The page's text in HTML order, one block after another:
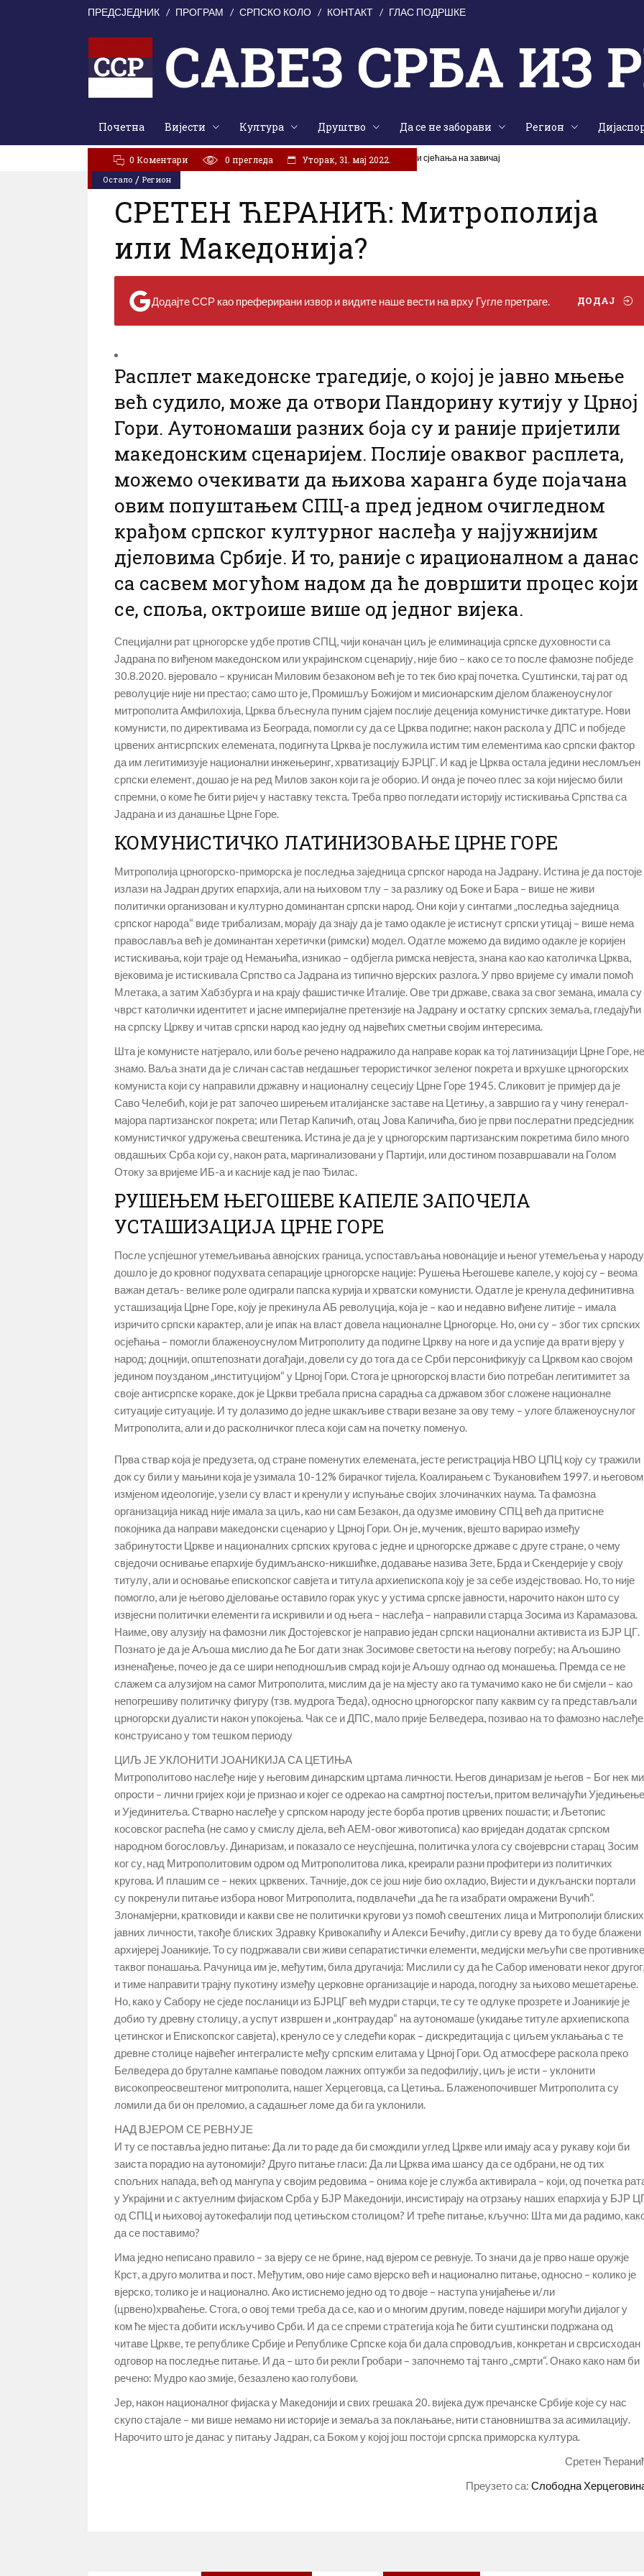
ПРЕДСЈЕДНИК ПРОГРАМ СРПСКО КОЛО КОНТАКТ ГЛАС ПОДРШКЕ
Почетна Вијести Култура Друштво Да се не заборави Регион
АКТУЕЛНО:
Свети Илија окупио Кордунаше: У духу заједништва, традиције и сјећања на завичај
Остало / Регион
0 Коментари 0 прегледа Уторак, 31. мај 2022.
СРЕТЕН ЋЕРАНИЋ: Митрополија
или Македонија?
Додајте ССР као преферирани извор и видите наше вести на врху Гугле претраге. ДОДАЈ
Расплет македонске трагедије, о којој је јавно мњење
већ судило, може да отвори Пандорину кутију у Црној
Гори. Аутономаши разних боја су и раније пријетили
македонским сценаријем. Послије оваквог расплета,
можемо очекивати да њихова харанга буде појачана
овим попуштањем СПЦ-а пред једном очигледном
крађом српског културног наслеђа у најјужнијим
дјеловима Србије. И то, раније с ирационалном а данас
са сасвем могућом надом да ће довршити процес који
се, споља, октроише више од једног вијека.
Специјални рат црногорске удбе против СПЦ, чији коначан циљ је елиминација српске духовности са
Јадрана по виђеном македонском или украјинском сценарију, није био – како се то после фамозне побједе
30.8.2020. вјеровало – крунисан Миловим безаконом већ је то тек био крај почетка. Суштински, тај рат од
револуције није ни престао; само што је, Промишљу Божијом и мисионарским дјелом блаженоуснулог
митрополита Амфилохија, Црква бљеснула пуним сјајем послије деценија комунистичке диктатуре. Нови
комунисти, по директивама из Београда, помогли су да се Црква подигне; након раскола у ДПС и побједе
црвених антисрпских елемената, подигнута Црква је послужила истим тим елементима као српски фактор
да им легитимизује национални инжењеринг, хрватизацију БЈРЦГ. И кад је Црква остала једини несломљен
српски елемент, дошао је на ред Милов закон који га је оборио. И онда је почео плес за који нијесмо били
спремни, о коме ће бити ријеч у наставку текста. Треба прво погледати историју истискивања Српства са
Јадрана и из данашње Црне Горе.
КОМУНИСТИЧКО ЛАТИНИЗОВАЊЕ ЦРНЕ ГОРЕ
Митрополија црногорско-приморска је последња заједница српског народа на Јадрану. Истина је да постоје
излази на Јадран других епархија, али на њиховом тлу – за разлику од Боке и Бара – више не живи
политички организован и културно доминантан српски народ. Они који у синтагми „последња заједница
српског народа“ виде трибализам, морају да знају да је тамо одакле је истиснут српски утицај – више нема
православља већ је доминантан херетички (римски) модел. Одатле можемо да видимо одакле је коријен
истискивања, који траје од Немањића, изникао – одбјегла римска невјеста, знана као као католичка Црква,
вјековима је истискивала Српство са Јадрана из типично вјерских разлога. У прво вријеме су имали помоћ
Млетака, а затим Хабзбурга и на крају фашистичке Италије. Ове три државе, свака за свог земана, имала су
чврст католички идентитет и јасне империјалне претензије на Јадрану и остатку српских земаља, гледајући
на српску Цркву и читав српски народ као једну од највећих сметњи својим интересима.
Шта је комунисте натјерало, или боље речено надражило да направе корак ка тој латинизацији Црне Горе, не
знамо. Ваља знати да је сличан састав негдашњег терористичког зеленог покрета и врхушке црногорских
комуниста који су направили државну и националну сецесију Црне Горе 1945. Сликовит је примјер да је
Саво Челебић, који је рат започео ширењем италијанске заставе на Цетињу, а завршио га у чину генерал-
мајора партизанског покрета; или Петар Капичић, отац Јова Капичића, био је први послератни предсједник
комунистичког удружења свештеника. Истина је да је у црногорским партизанским покретима било много
овдашњих Срба који су, након рата, маргинализовани у Партији, или достином позавршавали на Голом
Отоку за вријеме ИБ-а и касније кад је пао Ђилас.
РУШЕЊЕМ ЊЕГОШЕВЕ КАПЕЛЕ ЗАПОЧЕЛА
УСТАШИЗАЦИЈА ЦРНЕ ГОРЕ
После успјешног утемељивања авнојских граница, успостављања новонације и њеног утемељења у
дошло је до кровног подухвата сепарације црногорске нације: Рушења Његошеве капеле, у којој су – веома
важан детаљ- велике роле одиграли папска курија и хрватски комунисти. Одатле је кренула дефинитивна
усташизација Црне Горе, коју је прекинула АБ револуција, која је – као и недавно виђене литије – имала
изричито српски карактер, али је ипак на власт довела националне Црногорце. Но, они су – због тих српских
осјећања – помогли блаженоуснулом Митрополиту да подигне Цркву на ноге и да успије да врати вјеру у
народ; доцнији, општепознати догађаји, довели су до тога да се Срби персонификују са Црквом као својом
једином поузданом „институцијом“ у Црној Гори. Стога је црногорској власти био потребан легитимитет за
своје антисрпске кораке, док је Цркви требала присна сарадња са државом због сложене националне
ситуације ситуације. И ту долазимо до једне шкакљиве ствари везане за ову тему – улоге блаженоуснулог
Митрополита, али и до расколничког плеса који сам на почетку поменуо.
Прва ствар која је предузета, од стране поменутих елемената, јесте регистрација НВО ЦПЦ коју су тражили
док су били у мањини која је узимала 10-12% бирачког тијела. Коалирањем с Ђукановићем 1997. и његовом
измјеном идеологије, узели су власт и кренули у испуњање својих злочиначких наума. Та фамозна
организација никад није имала за циљ, као ни сам Безакон, да одузме имовину СПЦ већ да притисне
покојника да направи македонски сценарио у Црној Гори. Он је, мученик, вјешто варирао између
забринутости Цркве и националних српских кругова с једне и црногорске државе с друге стране, о чему
свједочи оснивање епархије будимљанско-никшићке, додавање назива Зете, Брда и Скендерије у своју
титулу, али и основање епископског савјета и титула архиепископа коју је за себе издејствовао. Но, то није
помогло, али је његово дјеловање оставило горак укус у устима српске јавности, нарочито након што су
извјесни политички елементи га искривили и од њега – наслеђа – направили старца Зосима из Карамазова.
Наиме, ову алузију на фамозни лик Достојевског је направио један српски национални активиста из БЈР ЦГ.
Познато је да је Аљоша мислио да ће Бог дати знак Зосимове светости на његову погребу; на Аљошино
изненађење, почео је да се шири неподношљив смрад који је Аљошу одгнао од монашења. Премда се не
слажем са алузијом на самог Митрополита, мислим да је на мјесту ако га тумачимо како не би смјели – као
непогрешиву политичку фигуру (тзв. мудрога Ђеда), односно црногорског папу каквим су га представљали
црногорски дуалисти након упокојења. Чак се и ДПС, мало прије Белведера, позивао на то фамозно наслеђе
конструисано у том тешком периоду
ЦИЉ ЈЕ УКЛОНИТИ ЈОАНИКИЈА СА ЦЕТИЊА
Митрополитово наслеђе није у његовим динарским цртама личности. Његов динаризам је његов – Бог нек ми
опрости – лични гријех који је признао и којег се одрекао на самртној постељи, притом величајући Уједињење
и Ујединитеља. Стварно наслеђе у српском народу јесте борба против црвених пошасти; и Љетопис
косовског распећа (не само у смислу дјела, већ АЕМ-овог животописа) као вриједан додатак српском
народном богословљу. Динаризам, и показало се неуспјешна, политичка улога су својеврсни старац Зосим
ког су, над Митрополитовим одром од Митрополитова лика, креирали разни профитери из политичких
кругова. И плашим се – неких црквених. Тачније, док се још није био охладио, Вијести и дукљански портали
су покренули питање избора новог Митрополита, подвлачећи „да ће га изабрати омражени Вучић“.
Злонамјерни, кратковиди и какви све не политички кругови уз помоћ свештених лица и Митрополији блиских
јавних личности, такође блиских Здравку Кривокапићу и Алекси Бечићу, дигли су вреву да то буде блажени
архијереј Јоаникије. То су подржавали сви живи сепаратистички елементи, медијски мељући све противнике
таквог понашања. Рачуница им је, међутим, била другачија: Мислили су да ће Сабор именовати неког другог,
и тиме направити трајну пукотину између церковне организације и народа, погодну за њихово мешетарење.
Но, како у Сабору не сједе посланици из БЈРЦГ већ мудри старци, те су те одлуке прозрете и Јоаникије је
добио ту древну столицу, а успут извршен и „контраудар“ на аутономаше (укидање титуле архиепископа
цетинског и Епископског савјета), кренуло се у следећи корак – дискредитација с циљем уклањања с те
древне столице највећег интегралисте међу српским елитама у Црној Гори. Од атмосфере раскола преко
Белведера до бруталне кампање поводом лажних оптужби за педофилију, циљ је исти – уклонити
високопреосвештеног митрополита, нашег Херцеговца, са Цетиња.. Блаженопочившег Митрополита су
ломили да би он преломио, а садашњег ломе да би га уклонили.
НАД ВЈЕРОМ СЕ РЕВНУЈЕ
И ту се поставља једно питање: Да ли то раде да би смождили углед Цркве или имају аса у рукаву који би
заиста порадио на аутономији? Друго питање гласи: Да ли Црква има шансу да се одбрани, не од тих
спољних напада, већ од мангупа у својим редовима – онима које је служба активирала – који, од почетка
у Украјини и с актуелним фијаском Срба у БЈР Македонији, инсистирају на отрзању наших епархија у БЈР
од СПЦ и њиховој аутокефалији под цетињском столицом? И треће питање, кључно: Шта ми да радимо,
да се поставимо?
Има једно неписано правило – за вјеру се не брине, над вјером се ревнује. То значи да је прво наше оружје
Крст, а друго молитва и пост. Међутим, ово није само вјерско већ и национално питање, односно – колико је
вјерско, толико је и национално. Ако истиснемо једно од то двоје – наступа унијаћење и/ли
(црвено)хрваћење. Стога, о овој теми треба да се, као и о многим другим, поведе најшири могући дијалог у
ком ће мјеста добити искључиво Срби. И да се спреми стратегија која ће бити суштински подржана од
читаве Цркве, те републике Србије и Републике Српске која би дала спроводљив, конкретан и сврсисходан
одговор на последње питање. И да – што би рекли Гробари – започнемо тај танго „смрти“. Онако како нам би
речено: Мудро као змије, безазлено као голубови.
Јер, након националног фијаска у Македонији и свих грешака 20. вијека дуж пречанске Србије које су нас
скупо стајале – ми више немамо ни историје и земаља за поклањање, нити становништва за асимилацију.
Нарочито што је данас у питању Јадран, са Боком у којој још постоји српска приморска култура.
Сретен
Преузето са: Слободна